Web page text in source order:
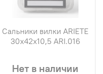
Сальники вилки ARIETE
30х42х10,5 ARI.016
Нет в наличии